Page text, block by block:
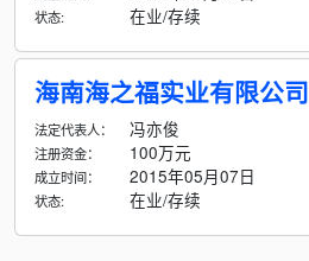
状态: 在业/存续
海南海之福实业有限公司
法定代表人： 冯亦俊
注册资金： 100万元
成立时间： 2015年05月07日
状态: 在业/存续